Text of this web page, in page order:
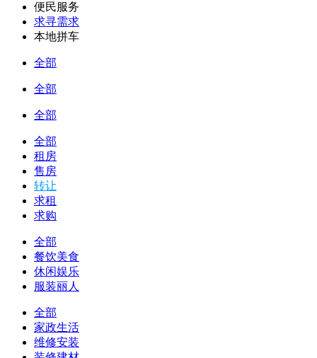
便民服务
求寻需求
本地拼车
全部
全部
全部
全部
租房
售房
转让
求租
求购
全部
餐饮美食
休闲娱乐
服装丽人
全部
家政生活
维修安装